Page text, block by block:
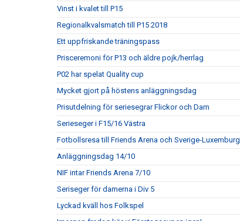
Vinst i kvalet till P15
Regionalkvalsmatch till P15 2018
Ett uppfriskande träningspass
Prisceremoni för P13 och äldre pojk/herrlag
P02 har spelat Quality cup
Mycket gjort på höstens anläggningsdag
Prisutdelning för seriesegrar Flickor och Dam
Serieseger i F15/16 Västra
Fotbollsresa till Friends Arena och Sverige-Luxemburg
Anläggningsdag 14/10
NIF intar Friends Arena 7/10
Seriseger för damerna i Div 5
Lyckad kväll hos Folkspel